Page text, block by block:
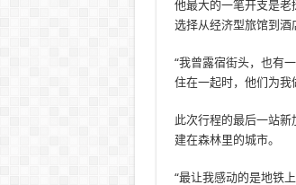
他最大的一笔开支是老
选择从经济型旅馆到酒
“我曾露宿街头，也有
住在一起时，他们为我
此次行程的最后一站
建在森林里的城市。
“最让我感动的是地铁